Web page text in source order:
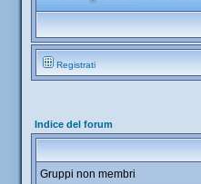
Registrati
Indice del forum
Gruppi non membri